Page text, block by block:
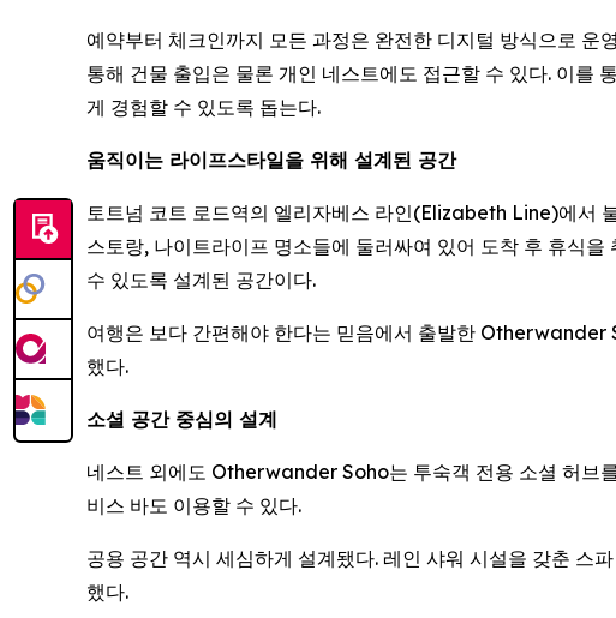
예약부터 체크인까지 모든 과정은 완전한 디지털 방식으로
통해 건물 출입은 물론 개인 네스트에도 접근할 수 있다. 이를
게 경험할 수 있도록 돕는다.
움직이는 라이프스타일을 위해 설계된 공간
토트넘 코트 로드역의 엘리자베스 라인(Elizabeth Line)에서
스토랑, 나이트라이프 명소들에 둘러싸여 있어 도착 후 휴식
수 있도록 설계된 공간이다.
여행은 보다 간편해야 한다는 믿음에서 출발한 Otherwander
했다.
소셜 공간 중심의 설계
네스트 외에도 Otherwander Soho는 투숙객 전용 소셜 허브
비스 바도 이용할 수 있다.
공용 공간 역시 세심하게 설계됐다. 레인 샤워 시설을 갖춘
했다.